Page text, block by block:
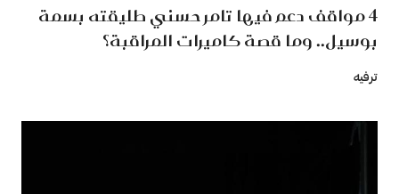
4 مواقف دعم فيها تامر حسني طليقته بسمة
بوسيل.. وما قصة كاميرات المراقبة؟
ترفيه